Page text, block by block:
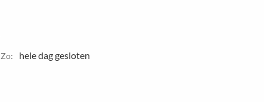
Zo: hele dag gesloten